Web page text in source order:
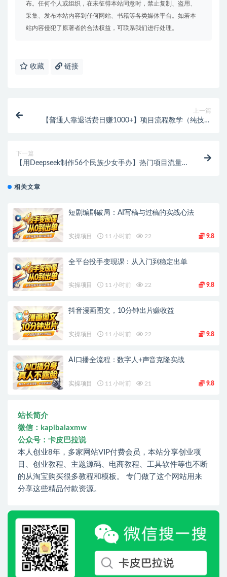
布。任何个人或组织，在未征得本站同意时，禁止复制、盗用、
采集、发布本站内容到任何网站、书籍等各类媒体平台。如若本
站内容侵犯了原著者的合法权益，可联系我们进行处理。
收藏 链接
上一篇
【普通人靠退话费日赚1000+】项目流程教学（纯技能
下一篇
【用Deepseek制作56个民族少女手办】热门项目流量
相关文章
短剧编剧破局：AI写稿与过稿的实战心法
实操项目 11 小时前 22 9.8
全平台投手变现课：从入门到稳定出单
实操项目 11 小时前 22 9.8
抖音漫画图文，10分钟出片赚收益
实操项目 11 小时前 22 9.8
AI口播全流程：数字人+声音克隆实战
实操项目 11 小时前 21 9.8
站长简介
微信：kapibalaxmw
公众号：卡皮巴拉说
本人创业8年，多家网站VIP付费会员，本站分享创业项
目、创业教程、主题源码、电商教程、工具软件等也不断
的从淘宝购买很多教程和模板。 专门做了这个网站用来
分享这些精品付款资源。